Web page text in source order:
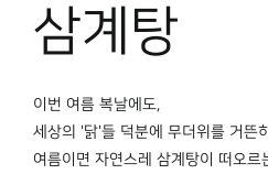
삼계탕
이번 여름 복날에도,
세상의 '닭'들 덕분에 무더위를 거뜬
여름이면 자연스레 삼계탕이 떠오